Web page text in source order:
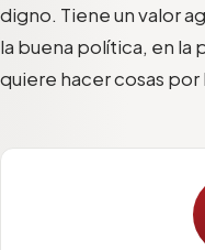
digno. Tiene un valor
la buena política, en la
quiere hacer cosas por